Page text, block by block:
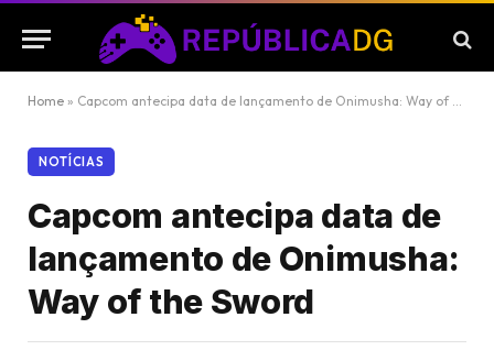
Home » Capcom antecipa data de lançamento de Onimusha: Way of the Sword
NOTÍCIAS
Capcom antecipa data de
lançamento de Onimusha:
Way of the Sword